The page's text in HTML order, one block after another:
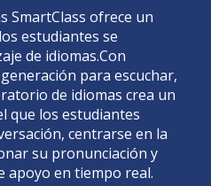
SmartClass ofrece un
estudiantes se
de idiomas.Con
para escuchar,
de idiomas crea un
que los estudiantes
centrarse en la
su pronunciación y
apoyo en tiempo real.